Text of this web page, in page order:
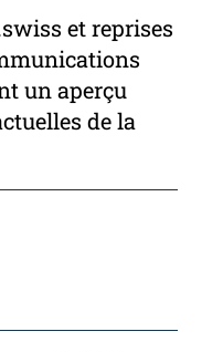
et reprises
un aperçu
de la